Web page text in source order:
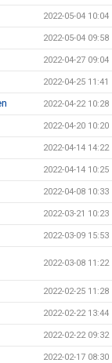
2022-05-04 10:04
2022-05-04 09:58
2022-04-27 09:04
2022-04-25 11:41
2022-04-22 10:28
2022-04-20 10:20
2022-04-14 14:22
2022-04-14 10:25
2022-04-08 10:33
2022-03-21 10:23
2022-03-09 15:53
2022-03-08 11:22
2022-02-25 11:28
2022-02-22 13:44
2022-02-22 09:32
2022-02-17 08:30